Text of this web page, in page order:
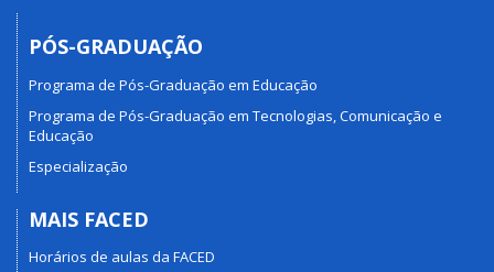
PÓS-GRADUAÇÃO
Programa de Pós-Graduação em Educação
Programa de Pós-Graduação em Tecnologias, Comunicação e
Educação
Especialização
MAIS FACED
Horários de aulas da FACED